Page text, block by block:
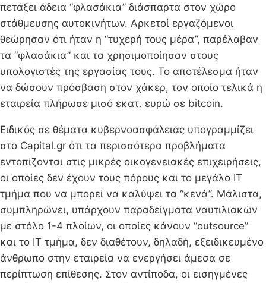
πετάξει άδεια “φλασάκια” διάσπαρτα στον χώρο
στάθμευσης αυτοκινήτων. Αρκετοί εργαζόμενοι
θεώρησαν ότι ήταν η “τυχερή τους μέρα”, παρέλαβαν
τα “φλασάκια” και τα χρησιμοποίησαν στους
υπολογιστές της εργασίας τους. Το αποτέλεσμα ήταν
να δώσουν πρόσβαση στον χάκερ, τον οποίο τελικά η
εταιρεία πλήρωσε μισό εκατ. ευρώ σε bitcoin.
Ειδικός σε θέματα κυβερνοασφάλειας υπογραμμίζει
στο Capital.gr ότι τα περισσότερα προβλήματα
εντοπίζονται στις μικρές οικογενειακές επιχειρήσεις,
οι οποίες δεν έχουν τους πόρους και το μεγάλο IT
τμήμα που να μπορεί να καλύψει τα “κενά”. Μάλιστα,
συμπληρώνει, υπάρχουν παραδείγματα ναυτιλιακών
με στόλο 1-4 πλοίων, οι οποίες κάνουν “outsource”
και το IT τμήμα, δεν διαθέτουν, δηλαδή, εξειδικευμένο
άνθρωπο στην εταιρεία να ενεργήσει άμεσα σε
περίπτωση επίθεσης. Στον αντίποδα, οι εισηγμένες